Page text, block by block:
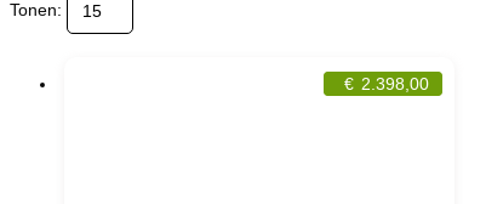
Tonen:
€ 2.398,00